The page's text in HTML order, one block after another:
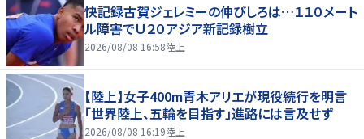
快記録古賀ジェレミーの伸びしろは…１１０メート
ル障害でＵ２０アジア新記録樹立
2026/08/08 16:58陸上
【陸上】女子400m青木アリエが現役続行を明言
「世界陸上、五輪を目指す」進路には言及せず
2026/08/08 16:19陸上